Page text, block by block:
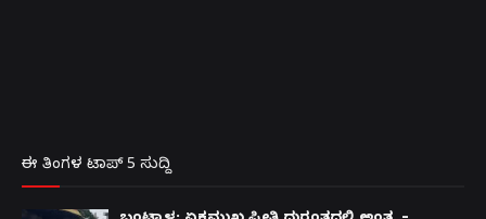
ಈ ತಿಂಗಳ ಟಾಪ್ 5 ಸುದ್ದಿ